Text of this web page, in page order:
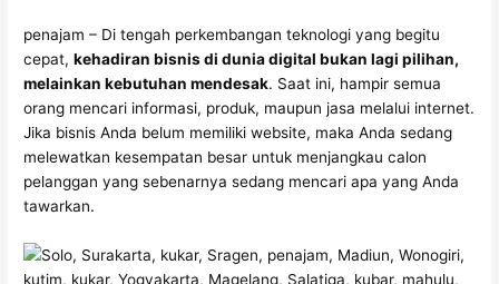
penajam – Di tengah perkembangan teknologi yang begitu
cepat,kehadiran bisnis di dunia digital bukan lagi pilihan,
melainkan kebutuhan mendesak. Saat ini, hampir semua
orang mencari informasi, produk, maupun jasa melalui internet.
Jika bisnis Anda belum memiliki website, maka Anda sedang
melewatkan kesempatan besar untuk menjangkau calon
pelanggan yang sebenarnya sedang mencari apa yang Anda
tawarkan.